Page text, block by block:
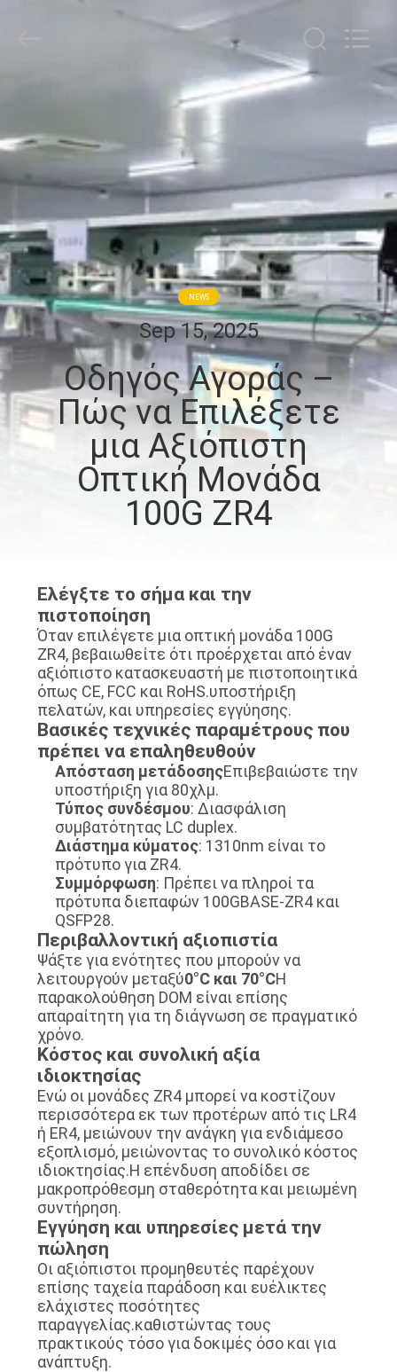
ΠΡΟΪΌΝΤΑ
ΣΧΕΤΙΚΆ
ΜΕ
ΕΜΆΣ
ΕΠΙΣΚΕΨΉ
ΕΡΓΟΣΤΑΣΊΟΥ
ΈΛΕΓΧΟΣ
ΠΟΙΌΤΗΤΑΣ
ΕΠΙΚΟΙΝΩΝΉΣΤΕ
ΕΙΔΉΣΕΙΣ
ΥΠΟΘΈΣΕΙΣ
ΖΗΤΉΣΤΕ
ΜΙΑ
ΠΡΟΣΦΟΡΆ
SITEMAP
ΠΟΛΙΤΙΚΉ
ΑΠΟΡΡΉΤΟΥ
NEWS
Sep 15, 2025
Οδηγός Αγοράς –
Πώς να Επιλέξετε
μια Αξιόπιστη
Οπτική Μονάδα
100G ZR4
Ελέγξτε το σήμα και την
πιστοποίηση
Όταν επιλέγετε μια οπτική μονάδα 100G
ZR4, βεβαιωθείτε ότι προέρχεται από έναν
αξιόπιστο κατασκευαστή με πιστοποιητικά
όπως CE, FCC και RoHS.υποστήριξη
πελατών, και υπηρεσίες εγγύησης.
Βασικές τεχνικές παραμέτρους που
πρέπει να επαληθευθούν
Απόσταση μετάδοσηςΕπιβεβαιώστε την
υποστήριξη για 80χλμ.
Τύπος συνδέσμου: Διασφάλιση
συμβατότητας LC duplex.
Διάστημα κύματος: 1310nm είναι το
πρότυπο για ZR4.
Συμμόρφωση: Πρέπει να πληροί τα
πρότυπα διεπαφών 100GBASE-ZR4 και
QSFP28.
Περιβαλλοντική αξιοπιστία
Ψάξτε για ενότητες που μπορούν να
λειτουργούν μεταξύ0°C και 70°CΗ
παρακολούθηση DOM είναι επίσης
απαραίτητη για τη διάγνωση σε πραγματικό
χρόνο.
Κόστος και συνολική αξία
ιδιοκτησίας
Ενώ οι μονάδες ZR4 μπορεί να κοστίζουν
περισσότερα εκ των προτέρων από τις LR4
ή ER4, μειώνουν την ανάγκη για ενδιάμεσο
εξοπλισμό, μειώνοντας το συνολικό κόστος
ιδιοκτησίας.Η επένδυση αποδίδει σε
μακροπρόθεσμη σταθερότητα και μειωμένη
συντήρηση.
Εγγύηση και υπηρεσίες μετά την
πώληση
Οι αξιόπιστοι προμηθευτές παρέχουν
επίσης ταχεία παράδοση και ευέλικτες
ελάχιστες ποσότητες
παραγγελίας.καθιστώντας τους
πρακτικούς τόσο για δοκιμές όσο και για
ανάπτυξη.